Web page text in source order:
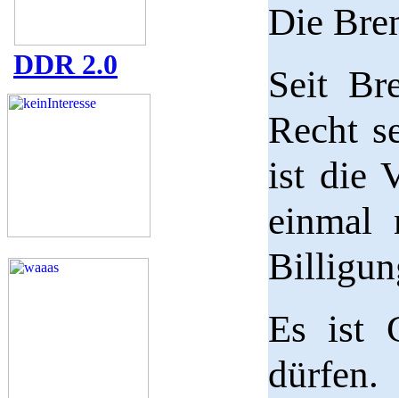
DDR 2.0
Die
Seit
Recht
ist die
einmal
Es ist
dürfen.